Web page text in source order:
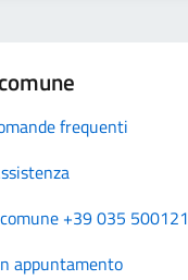
frequenti
+39 035 500121
appuntamento